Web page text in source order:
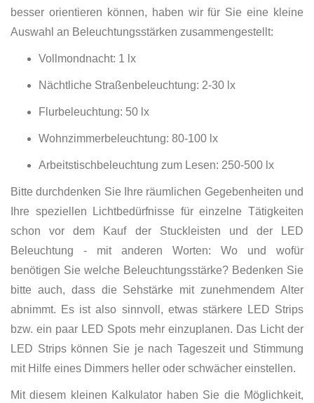
besser orientieren können, haben wir für Sie eine kleine
Auswahl an Beleuchtungsstärken zusammengestellt:
Vollmondnacht: 1 lx
Nächtliche Straßenbeleuchtung: 2-30 lx
Flurbeleuchtung: 50 lx
Wohnzimmerbeleuchtung: 80-100 lx
Arbeitstischbeleuchtung zum Lesen: 250-500 lx
Bitte durchdenken Sie Ihre räumlichen Gegebenheiten und
Ihre speziellen Lichtbedürfnisse für einzelne Tätigkeiten
schon vor dem Kauf der Stuckleisten und der LED
Beleuchtung - mit anderen Worten: Wo und wofür
benötigen Sie welche Beleuchtungsstärke? Bedenken Sie
bitte auch, dass die Sehstärke mit zunehmendem Alter
abnimmt. Es ist also sinnvoll, etwas stärkere LED Strips
bzw. ein paar LED Spots mehr einzuplanen. Das Licht der
LED Strips können Sie je nach Tageszeit und Stimmung
mit Hilfe eines Dimmers heller oder schwächer einstellen.
Mit diesem kleinen Kalkulator haben Sie die Möglichkeit,